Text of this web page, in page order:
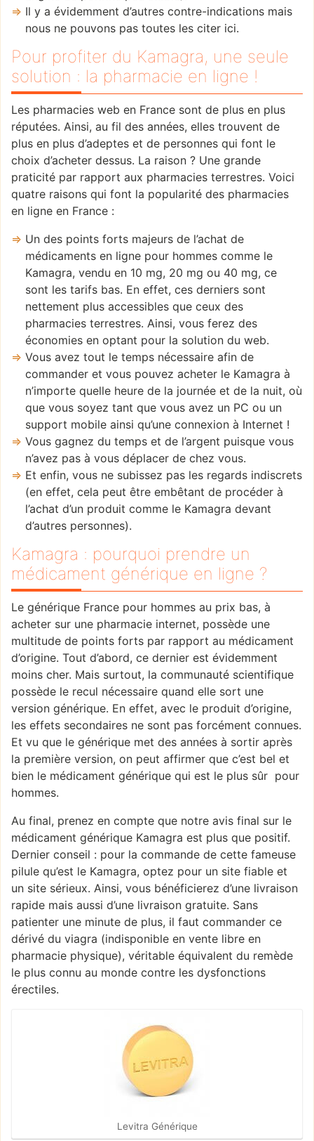
Il y a évidemment d’autres contre-indications mais
nous ne pouvons pas toutes les citer ici.
Pour profiter du Kamagra, une seule
solution : la pharmacie en ligne !
Les pharmacies web en France sont de plus en plus
réputées. Ainsi, au fil des années, elles trouvent de
plus en plus d’adeptes et de personnes qui font le
choix d’acheter dessus. La raison ? Une grande
praticité par rapport aux pharmacies terrestres. Voici
quatre raisons qui font la popularité des pharmacies
en ligne en France :
Un des points forts majeurs de l’achat de
médicaments en ligne pour hommes comme le
Kamagra, vendu en 10 mg, 20 mg ou 40 mg, ce
sont les tarifs bas. En effet, ces derniers sont
nettement plus accessibles que ceux des
pharmacies terrestres. Ainsi, vous ferez des
économies en optant pour la solution du web.
Vous avez tout le temps nécessaire afin de
commander et vous pouvez acheter le Kamagra à
n’importe quelle heure de la journée et de la nuit, où
que vous soyez tant que vous avez un PC ou un
support mobile ainsi qu’une connexion à Internet !
Vous gagnez du temps et de l’argent puisque vous
n’avez pas à vous déplacer de chez vous.
Et enfin, vous ne subissez pas les regards indiscrets
(en effet, cela peut être embêtant de procéder à
l’achat d’un produit comme le Kamagra devant
d’autres personnes).
Kamagra : pourquoi prendre un
médicament générique en ligne ?
Le générique France pour hommes au prix bas, à
acheter sur une pharmacie internet, possède une
multitude de points forts par rapport au médicament
d’origine. Tout d’abord, ce dernier est évidemment
moins cher. Mais surtout, la communauté scientifique
possède le recul nécessaire quand elle sort une
version générique. En effet, avec le produit d’origine,
les effets secondaires ne sont pas forcément connues.
Et vu que le générique met des années à sortir après
la première version, on peut affirmer que c’est bel et
bien le médicament générique qui est le plus sûr pour
hommes.
Au final, prenez en compte que notre avis final sur le
médicament générique Kamagra est plus que positif.
Dernier conseil : pour la commande de cette fameuse
pilule qu’est le Kamagra, optez pour un site fiable et
un site sérieux. Ainsi, vous bénéficierez d’une livraison
rapide mais aussi d’une livraison gratuite. Sans
patienter une minute de plus, il faut commander ce
dérivé du viagra (indisponible en vente libre en
pharmacie physique), véritable équivalent du remède
le plus connu au monde contre les dysfonctions
érectiles.
Levitra Générique